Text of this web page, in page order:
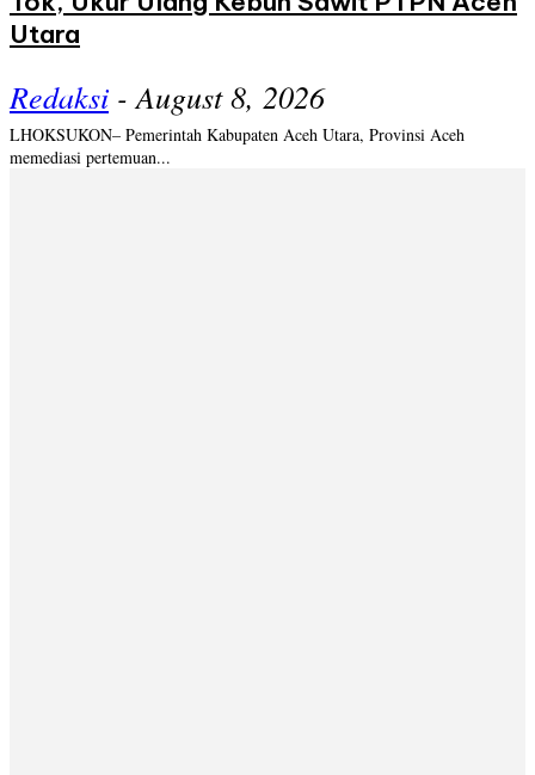
Utara
Redaksi - August 8, 2026
LHOKSUKON– Pemerintah Kabupaten Aceh Utara, Provinsi Aceh
memediasi pertemuan...